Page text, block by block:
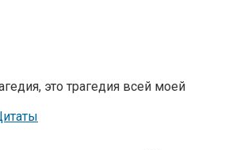
это трагедия всей моей